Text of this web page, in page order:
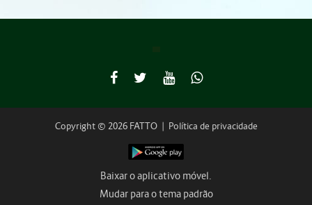
Copyright © 2026 FATTO | Política de privacidade
Baixar o aplicativo móvel.
Mudar para o tema padrão